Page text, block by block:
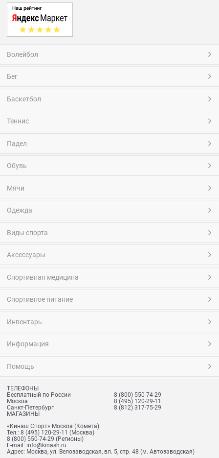
Волейбол
Бег
Баскетбол
Теннис
Падел
Обувь
Мячи
Одежда
Виды спорта
Аксессуары
Спортивная медицина
Спортивное питание
Инвентарь
Информация
Помощь
ТЕЛЕФОНЫ
Бесплатный по России
8 (800) 550-74-29
Москва
8 (495) 120-29-11
Санкт-Петербург
8 (812) 317-75-29
МАГАЗИНЫ
«Кинаш Спорт» Москва (Комета)
Тел.: 8 (495) 120-29-11 (Москва)
8 (800) 550-74-29 (Регионы)
E-mail: info@kinash.ru
Адрес: Москва, ул. Велозаводская, вл. 5, стр. 48 (м. Автозаводская)